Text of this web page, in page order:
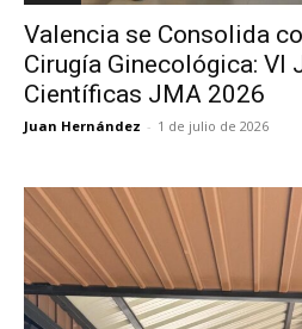
Valencia se Consolida
Cirugía Ginecológica: VI
Científicas JMA 2026
Juan Hernández - 1 de julio de 2026